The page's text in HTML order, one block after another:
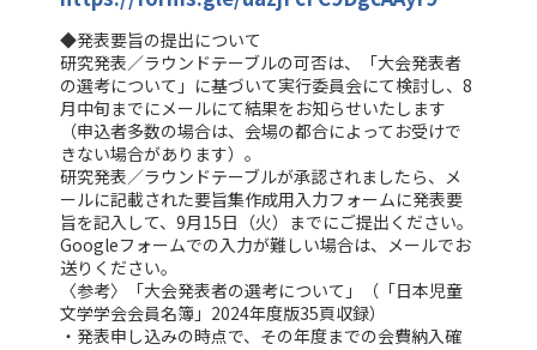
◆発表要旨の提出について
研究発表／ラウンドテーブルの可否は、「大会発表者
の選考について」に基づいて実行委員会にて検討し、8
月中旬までにメールにて結果をお知らせいたします
（申込者多数の場合は、会場の都合によってお受けで
きない場合があります）。
研究発表／ラウンドテーブルが承認されましたら、メ
ールに記載された要旨集作成用入力フォームに発表要
旨を記入して、9月15日（火）までにご提出ください。
Googleフォームでの入力が難しい場合は、メールでお
送りください。
〈参考〉「大会発表者の選考について」（「日本児童
文学学会会員名簿」2024年度版35頁収録）
・発表申し込みの時点で、その年度までの会費納入確